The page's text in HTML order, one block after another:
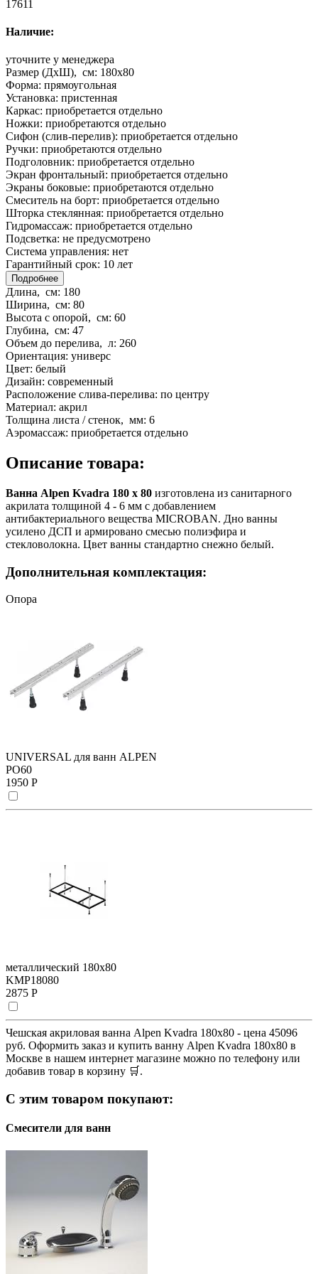
17611
Наличие:
уточните у менеджера
Размер (ДхШ), см: 180x80
Форма: прямоугольная
Установка: пристенная
Каркас: приобретается отдельно
Ножки: приобретаются отдельно
Сифон (слив-перелив): приобретается отдельно
Ручки: приобретаются отдельно
Подголовник: приобретается отдельно
Экран фронтальный: приобретается отдельно
Экраны боковые: приобретаются отдельно
Смеситель на борт: приобретается отдельно
Шторка стеклянная: приобретается отдельно
Гидромассаж: приобретается отдельно
Подсветка: не предусмотрено
Система управления: нет
Гарантийный срок: 10 лет
Подробнее
Длина, см: 180
Ширина, см: 80
Высота с опорой, см: 60
Глубина, см: 47
Объем до перелива, л: 260
Ориентация: универс
Цвет: белый
Дизайн: современный
Расположение слива-перелива: по центру
Материал: акрил
Толщина листа / стенок, мм: 6
Аэромассаж: приобретается отдельно
Описание товара:
Ванна Alpen Kvadra 180 x 80 изготовлена из санитарного
акрилата толщиной 4 - 6 мм с добавлением
антибактериального вещества MICROBAN. Дно ванны
усилено ДСП и армировано смесью полиэфира и
стекловолокна. Цвет ванны стандартно снежно белый.
Дополнительная комплектация:
Опора
UNIVERSAL для ванн ALPEN
PO60
1950 Р
металлический 180x80
KMP18080
2875 Р
Чешская акриловая ванна Alpen Kvadra 180x80 - цена 45096
руб. Оформить заказ и купить ванну Alpen Kvadra 180x80 в
Москве в нашем интернет магазине можно по телефону или
добавив товар в корзину 🛒.
С этим товаром покупают:
Смесители для ванн